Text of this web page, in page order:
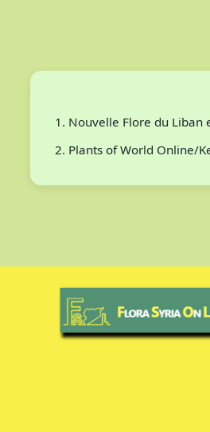
Nouvelle Flore du Liban
Plants of World Online/